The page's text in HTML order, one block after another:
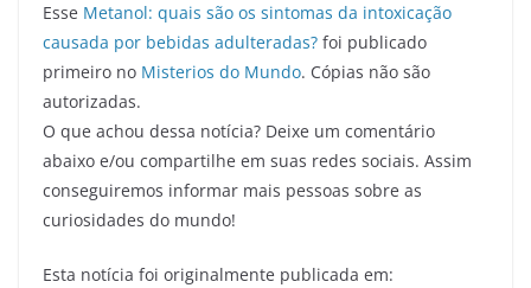
Esse Metanol: quais são os sintomas da intoxicação
causada por bebidas adulteradas? foi publicado
primeiro no Misterios do Mundo. Cópias não são
autorizadas.
O que achou dessa notícia? Deixe um comentário
abaixo e/ou compartilhe em suas redes sociais. Assim
conseguiremos informar mais pessoas sobre as
curiosidades do mundo!
Esta notícia foi originalmente publicada em: